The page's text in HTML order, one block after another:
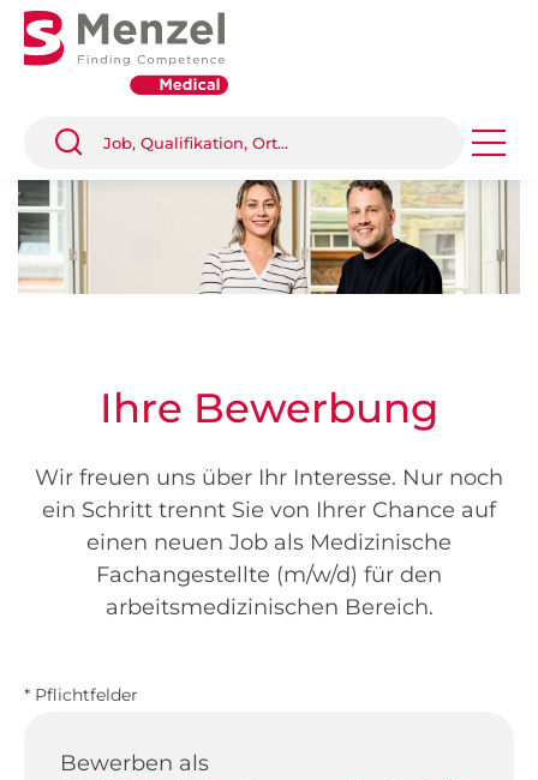
Ihre Bewerbung
Wir freuen uns über Ihr Interesse. Nur noch
ein Schritt trennt Sie von Ihrer Chance auf
einen neuen Job als Medizinische
Fachangestellte (m/w/d) für den
arbeitsmedizinischen Bereich.
* Pflichtfelder
Bewerben als